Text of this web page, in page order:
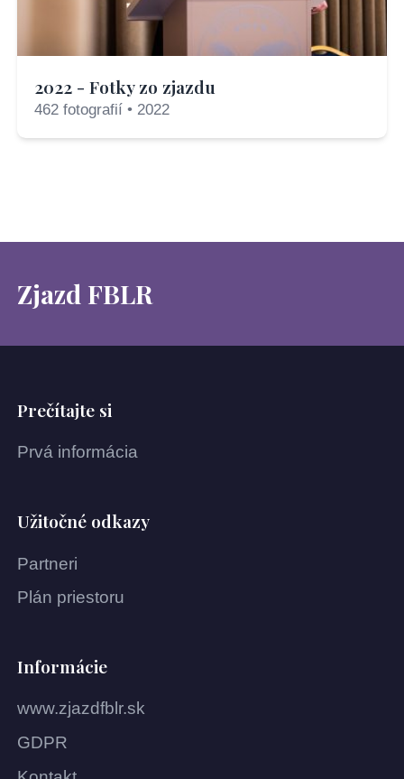
2022 - Fotky zo zjazdu
462 fotografií • 2022
Zjazd FBLR
Prečítajte si
Prvá informácia
Užitočné odkazy
Partneri
Plán priestoru
Informácie
www.zjazdfblr.sk
GDPR